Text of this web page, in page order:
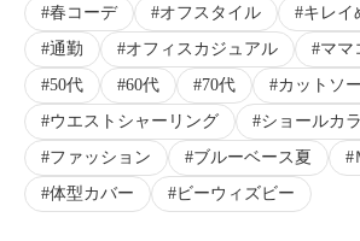
春コーデ オフスタイル キレイ
通勤
オフィスカジュアル ママ
50代
60代 70代 カットソー
ウエストシャーリング
ショールカ
ファッション
ブルーベース夏
体型カバー
ビーウィズビー